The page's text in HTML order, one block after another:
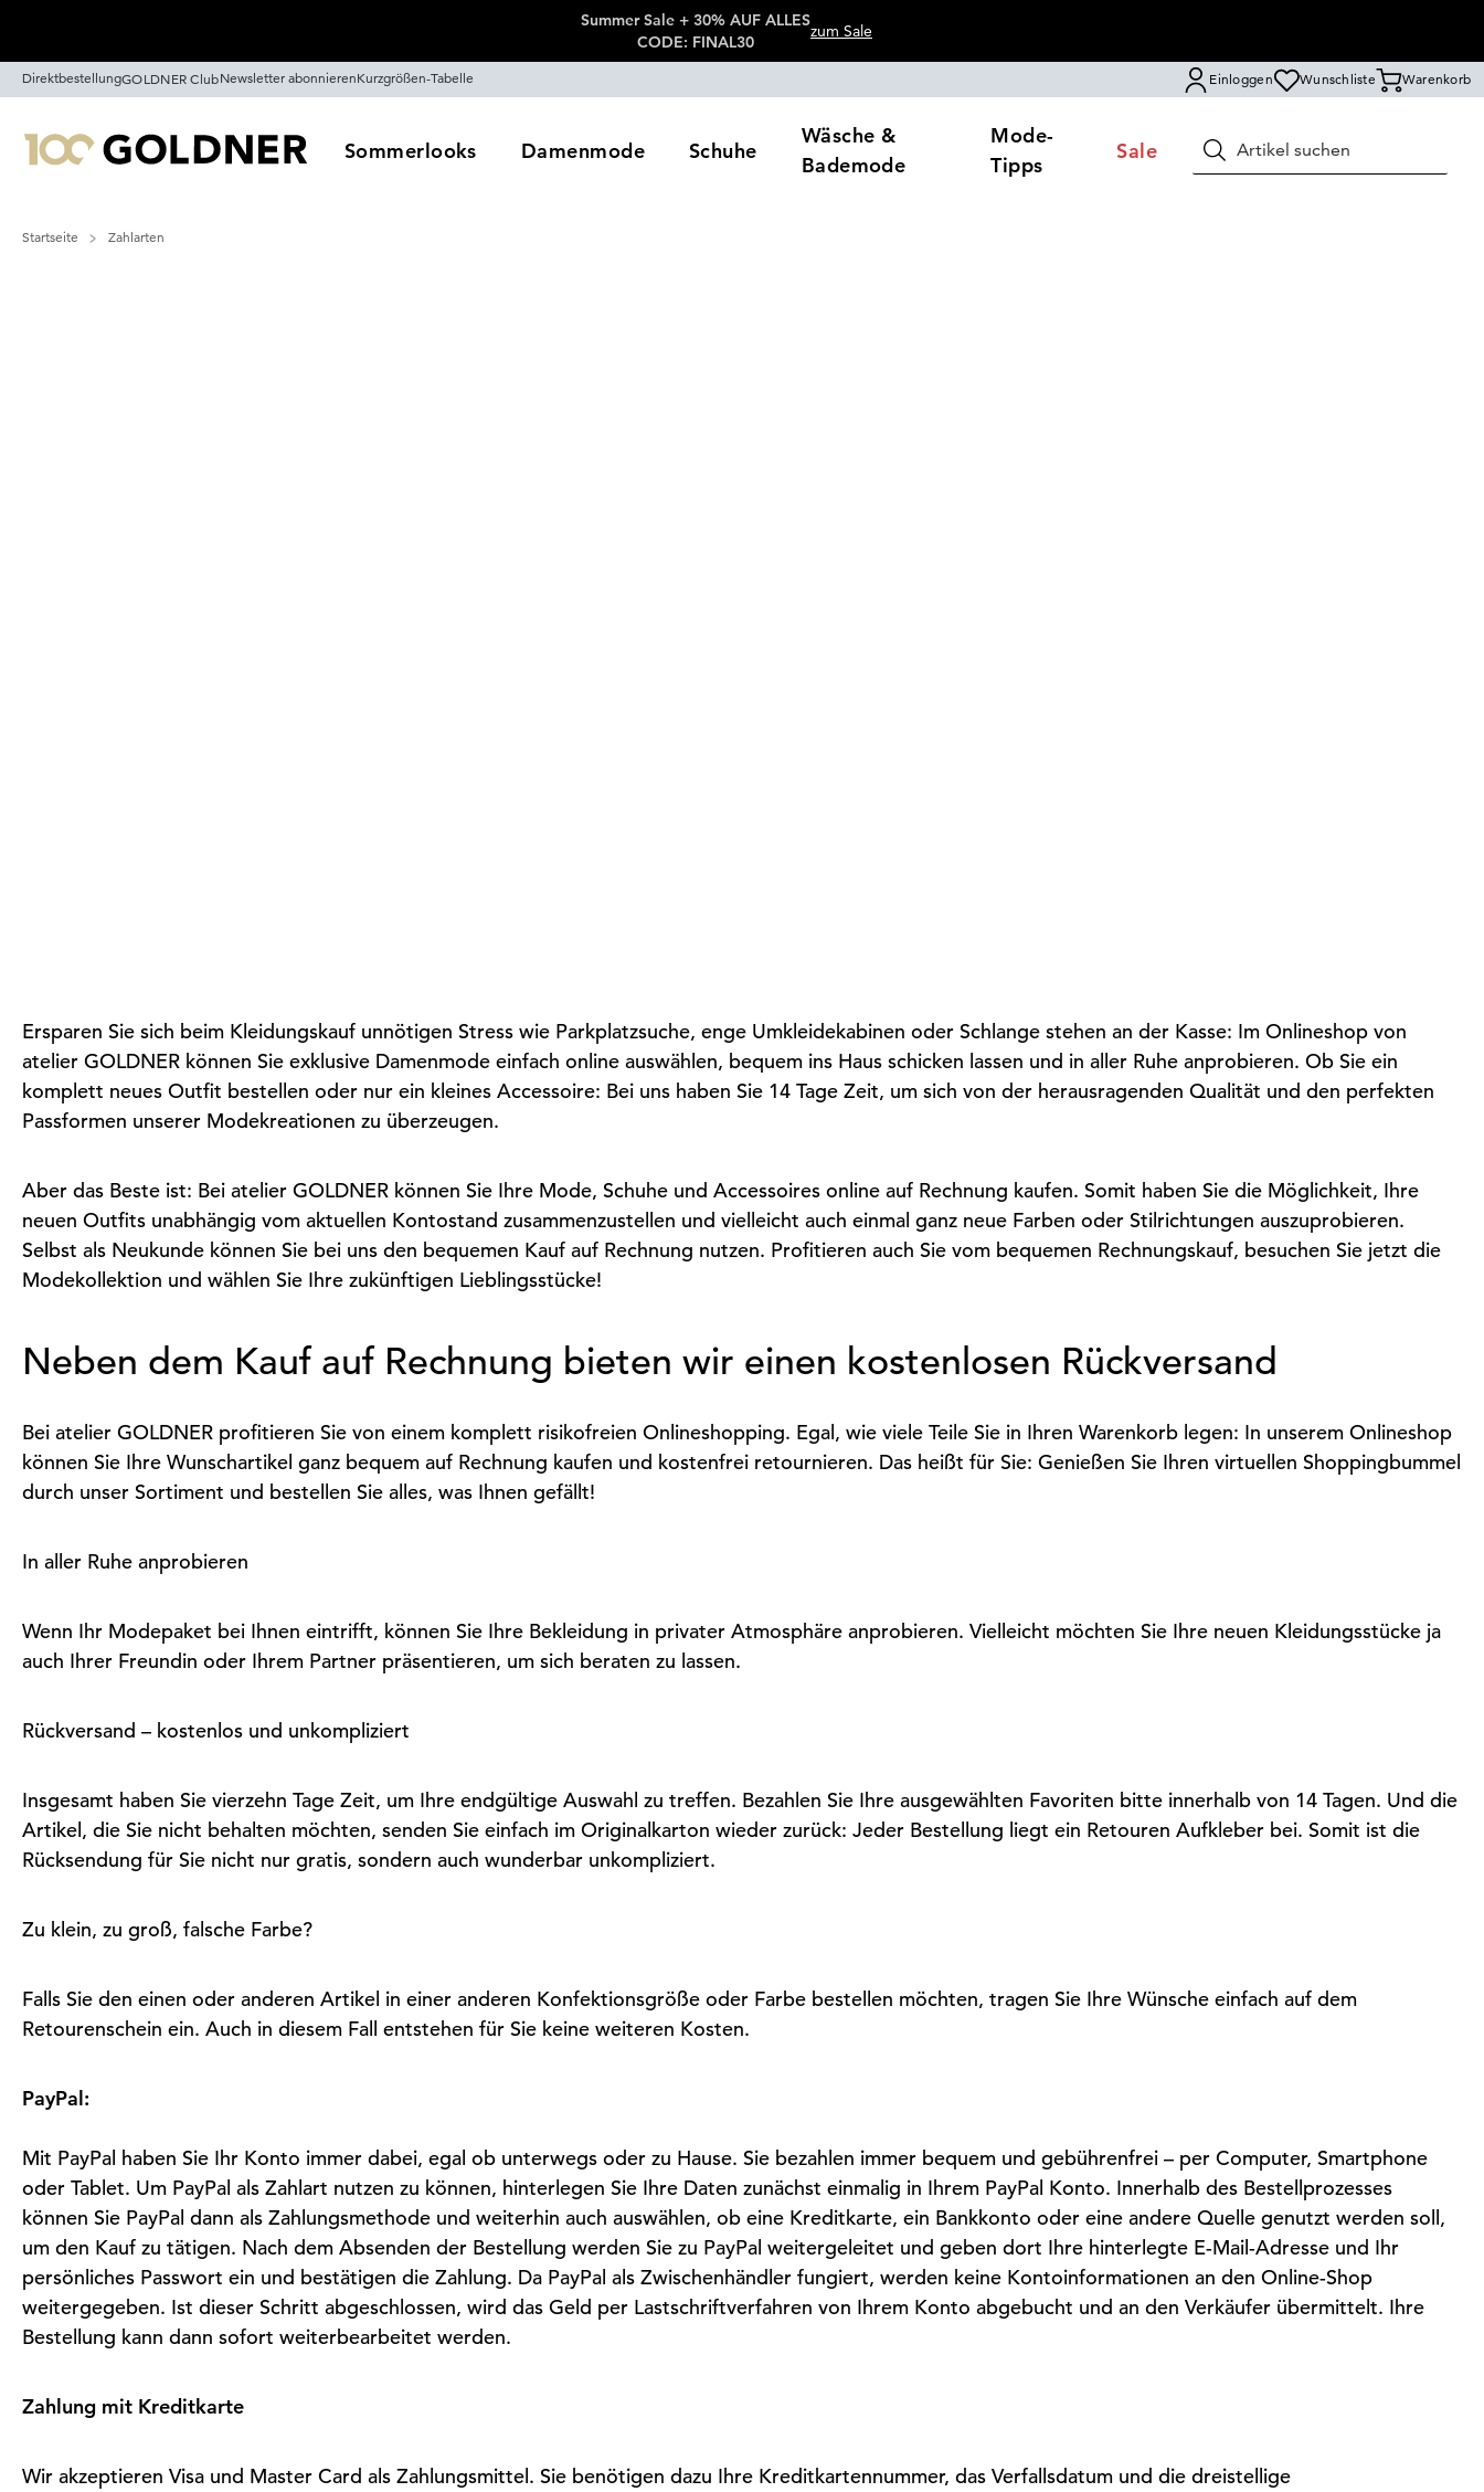
Summer Sale + 30% AUF ALLES
CODE: FINAL30
zum Sale
DirektbestellungGOLDNER ClubNewsletter abonnierenKurzgrößen-Tabelle Einloggen Wunschliste Warenkorb
Sommerlooks Damenmode Schuhe
Wäsche &
Bademode
Mode-
Tipps
Sale Suchen
Startseite Zahlarten
Ersparen Sie sich beim Kleidungskauf unnötigen Stress wie Parkplatzsuche, enge Umkleidekabinen oder Schlange stehen an der Kasse: Im Onlineshop von
atelier GOLDNER können Sie exklusive Damenmode einfach online auswählen, bequem ins Haus schicken lassen und in aller Ruhe anprobieren. Ob Sie ein
komplett neues Outfit bestellen oder nur ein kleines Accessoire: Bei uns haben Sie 14 Tage Zeit, um sich von der herausragenden Qualität und den perfekten
Passformen unserer Modekreationen zu überzeugen.
Aber das Beste ist: Bei atelier GOLDNER können Sie Ihre Mode, Schuhe und Accessoires online auf Rechnung kaufen. Somit haben Sie die Möglichkeit, Ihre
neuen Outfits unabhängig vom aktuellen Kontostand zusammenzustellen und vielleicht auch einmal ganz neue Farben oder Stilrichtungen auszuprobieren.
Selbst als Neukunde können Sie bei uns den bequemen Kauf auf Rechnung nutzen. Profitieren auch Sie vom bequemen Rechnungskauf, besuchen Sie jetzt die
Modekollektion und wählen Sie Ihre zukünftigen Lieblingsstücke!
Neben dem Kauf auf Rechnung bieten wir einen kostenlosen Rückversand
Bei atelier GOLDNER profitieren Sie von einem komplett risikofreien Onlineshopping. Egal, wie viele Teile Sie in Ihren Warenkorb legen: In unserem Onlineshop
können Sie Ihre Wunschartikel ganz bequem auf Rechnung kaufen und kostenfrei retournieren. Das heißt für Sie: Genießen Sie Ihren virtuellen Shoppingbummel
durch unser Sortiment und bestellen Sie alles, was Ihnen gefällt!
In aller Ruhe anprobieren
Wenn Ihr Modepaket bei Ihnen eintrifft, können Sie Ihre Bekleidung in privater Atmosphäre anprobieren. Vielleicht möchten Sie Ihre neuen Kleidungsstücke ja
auch Ihrer Freundin oder Ihrem Partner präsentieren, um sich beraten zu lassen.
Rückversand – kostenlos und unkompliziert
Insgesamt haben Sie vierzehn Tage Zeit, um Ihre endgültige Auswahl zu treffen. Bezahlen Sie Ihre ausgewählten Favoriten bitte innerhalb von 14 Tagen. Und die
Artikel, die Sie nicht behalten möchten, senden Sie einfach im Originalkarton wieder zurück: Jeder Bestellung liegt ein Retouren Aufkleber bei. Somit ist die
Rücksendung für Sie nicht nur gratis, sondern auch wunderbar unkompliziert.
Zu klein, zu groß, falsche Farbe?
Falls Sie den einen oder anderen Artikel in einer anderen Konfektionsgröße oder Farbe bestellen möchten, tragen Sie Ihre Wünsche einfach auf dem
Retourenschein ein. Auch in diesem Fall entstehen für Sie keine weiteren Kosten.
PayPal:
Mit PayPal haben Sie Ihr Konto immer dabei, egal ob unterwegs oder zu Hause. Sie bezahlen immer bequem und gebührenfrei – per Computer, Smartphone
oder Tablet. Um PayPal als Zahlart nutzen zu können, hinterlegen Sie Ihre Daten zunächst einmalig in Ihrem PayPal Konto. Innerhalb des Bestellprozesses
können Sie PayPal dann als Zahlungsmethode und weiterhin auch auswählen, ob eine Kreditkarte, ein Bankkonto oder eine andere Quelle genutzt werden soll,
um den Kauf zu tätigen. Nach dem Absenden der Bestellung werden Sie zu PayPal weitergeleitet und geben dort Ihre hinterlegte E-Mail-Adresse und Ihr
persönliches Passwort ein und bestätigen die Zahlung. Da PayPal als Zwischenhändler fungiert, werden keine Kontoinformationen an den Online-Shop
weitergegeben. Ist dieser Schritt abgeschlossen, wird das Geld per Lastschriftverfahren von Ihrem Konto abgebucht und an den Verkäufer übermittelt. Ihre
Bestellung kann dann sofort weiterbearbeitet werden.
Zahlung mit Kreditkarte
Wir akzeptieren Visa und Master Card als Zahlungsmittel. Sie benötigen dazu Ihre Kreditkartennummer, das Verfallsdatum und die dreistellige